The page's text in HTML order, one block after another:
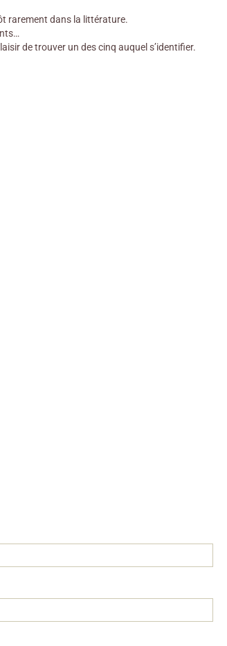
rarement dans la littérature.
de trouver un des cinq auquel s’identifier.